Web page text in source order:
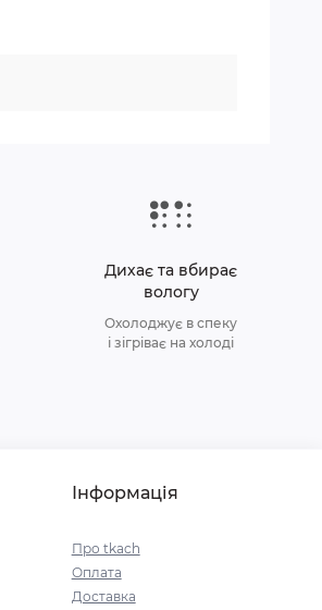
Дихає та вбирає
вологу
Охолоджує в спеку
і зігріває на холоді
Інформація
Про tkach
Оплата
Доставка